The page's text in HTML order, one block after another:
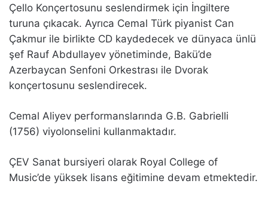
Çello Konçertosunu seslendirmek için İngiltere
turuna çıkacak. Ayrıca Cemal Türk piyanist Can
Çakmur ile birlikte CD kaydedecek ve dünyaca ünlü
şef Rauf Abdullayev yönetiminde, Bakü’de
Azerbaycan Senfoni Orkestrası ile Dvorak
konçertosunu seslendirecek.
Cemal Aliyev performanslarında G.B. Gabrielli
(1756) viyolonselini kullanmaktadır.
ÇEV Sanat bursiyeri olarak Royal College of
Music’de yüksek lisans eğitimine devam etmektedir.